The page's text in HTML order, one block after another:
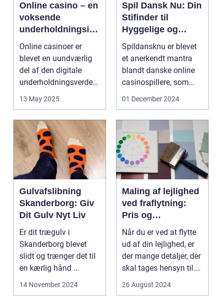
Online casino – en
voksende
underholdningsind
ustri
Online casinoer er
blevet en uundværlig
del af den digitale
underholdningsverden.
Med den stad...
13 May 2025
Spil Dansk Nu: Din
Stifinder til
Hyggelige og
Underholdende
Online Casinoer
Spildansknu er blevet
et anerkendt mantra
blandt danske online
casinospillere, som
søger unde...
01 December 2024
Gulvafslibning
Skanderborg: Giv
Dit Gulv Nyt Liv
Er dit trægulv i
Skanderborg blevet
slidt og trænger det til
en kærlig hånd ...
14 November 2024
Maling af lejlighed
ved fraflytning:
Pris og
overvejelser
Når du er ved at flytte
ud af din lejlighed, er
der mange detaljer, der
skal tages hensyn til.
En af...
26 August 2024